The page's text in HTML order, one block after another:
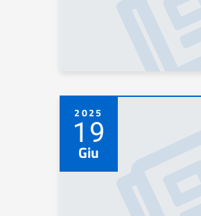
2025
19
Giu